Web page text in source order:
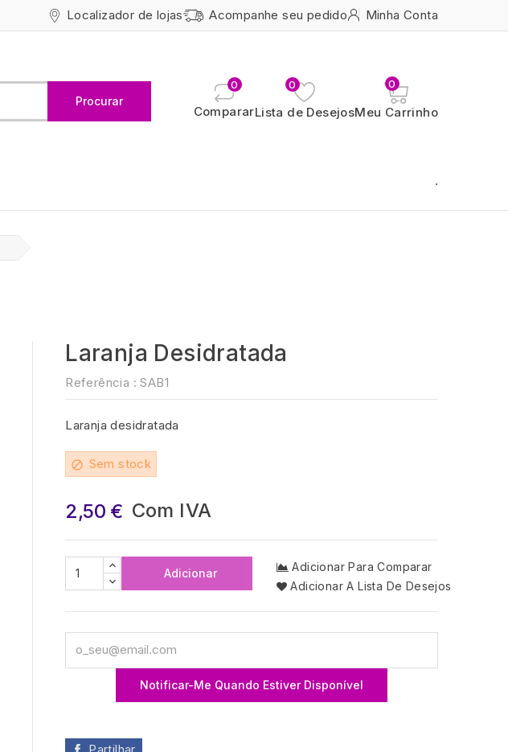
Localizador de lojas Acompanhe seu pedido Minha Conta
Procurar
Comparar
0
Lista de Desejos
0 0
Meu Carrinho
.
Laranja Desidratada
Referência : SAB1
Laranja desidratada
block Sem stock
2,50 € Com IVA
Adicionar
Adicionar Para Comparar
Adicionar A Lista De Desejos
Notificar-Me Quando Estiver Disponível